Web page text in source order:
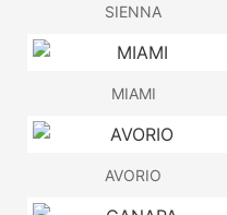
SIENNA
MIAMI
AVORIO